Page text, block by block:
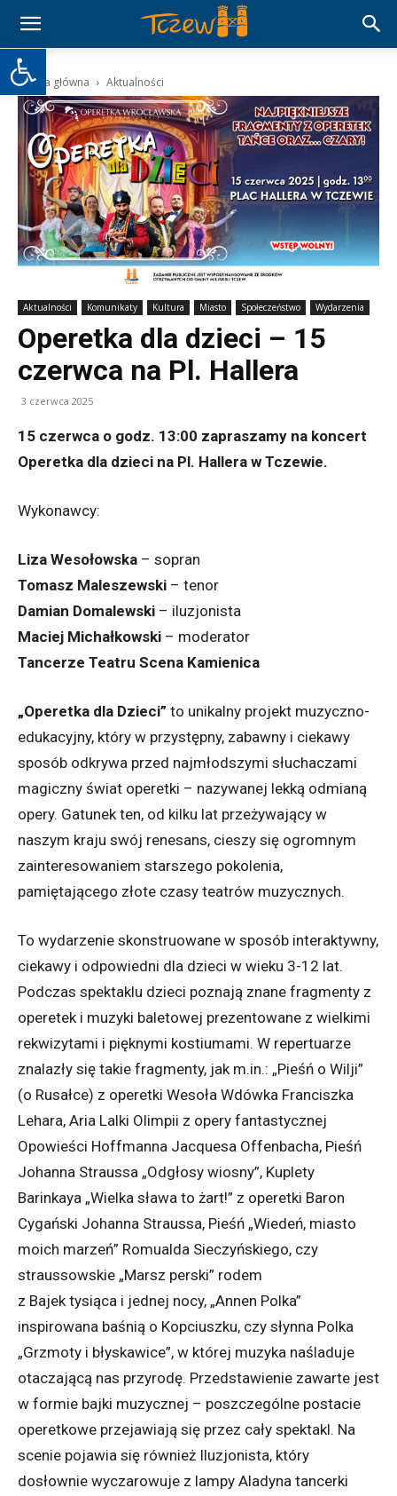
Otwórz pasek narzędzi
Strona główna Aktualności
Aktualności Komunikaty Kultura Miasto Społeczeństwo Wydarzenia
Operetka dla dzieci – 15
czerwca na Pl. Hallera
3 czerwca 2025
15 czerwca o godz. 13:00 zapraszamy na koncert
Operetka dla dzieci na Pl. Hallera w Tczewie.
Wykonawcy:
Liza Wesołowska – sopran
Tomasz Maleszewski – tenor
Damian Domalewski – iluzjonista
Maciej Michałkowski – moderator
Tancerze Teatru Scena Kamienica
„Operetka dla Dzieci” to unikalny projekt muzyczno-
edukacyjny, który w przystępny, zabawny i ciekawy
sposób odkrywa przed najmłodszymi słuchaczami
magiczny świat operetki – nazywanej lekką odmianą
opery. Gatunek ten, od kilku lat przeżywający w
naszym kraju swój renesans, cieszy się ogromnym
zainteresowaniem starszego pokolenia,
pamiętającego złote czasy teatrów muzycznych.
To wydarzenie skonstruowane w sposób interaktywny,
ciekawy i odpowiedni dla dzieci w wieku 3-12 lat.
Podczas spektaklu dzieci poznają znane fragmenty z
operetek i muzyki baletowej prezentowane z wielkimi
rekwizytami i pięknymi kostiumami. W repertuarze
znalazły się takie fragmenty, jak m.in.: „Pieśń o Wilji”
(o Rusałce) z operetki Wesoła Wdówka Franciszka
Lehara, Aria Lalki Olimpii z opery fantastycznej
Opowieści Hoffmanna Jacquesa Offenbacha, Pieśń
Johanna Straussa „Odgłosy wiosny”, Kuplety
Barinkaya „Wielka sława to żart!” z operetki Baron
Cygański Johanna Straussa, Pieśń „Wiedeń, miasto
moich marzeń” Romualda Sieczyńskiego, czy
straussowskie „Marsz perski” rodem
z Bajek tysiąca i jednej nocy, „Annen Polka”
inspirowana baśnią o Kopciuszku, czy słynna Polka
„Grzmoty i błyskawice”, w której muzyka naśladuje
otaczającą nas przyrodę. Przedstawienie zawarte jest
w formie bajki muzycznej – poszczególne postacie
operetkowe przejawiają się przez cały spektakl. Na
scenie pojawia się również Iluzjonista, który
dosłownie wyczarowuje z lampy Aladyna tancerki